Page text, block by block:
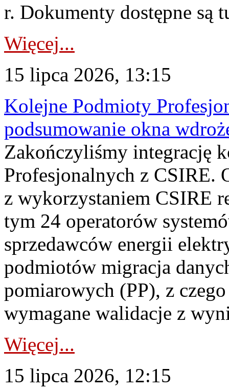
r. Dokumenty dostępne są
Więcej...
15 lipca 2026, 13:15
Kolejne Podmioty
podsumowanie okna
Zakończyliśmy integrację
Profesjonalnych z CSIRE.
z wykorzystaniem CSIRE
tym 24 operatorów
sprzedawców energii
podmiotów migracja
pomiarowych (PP), z
wymagane walidacje z
Więcej...
15 lipca 2026, 12:15